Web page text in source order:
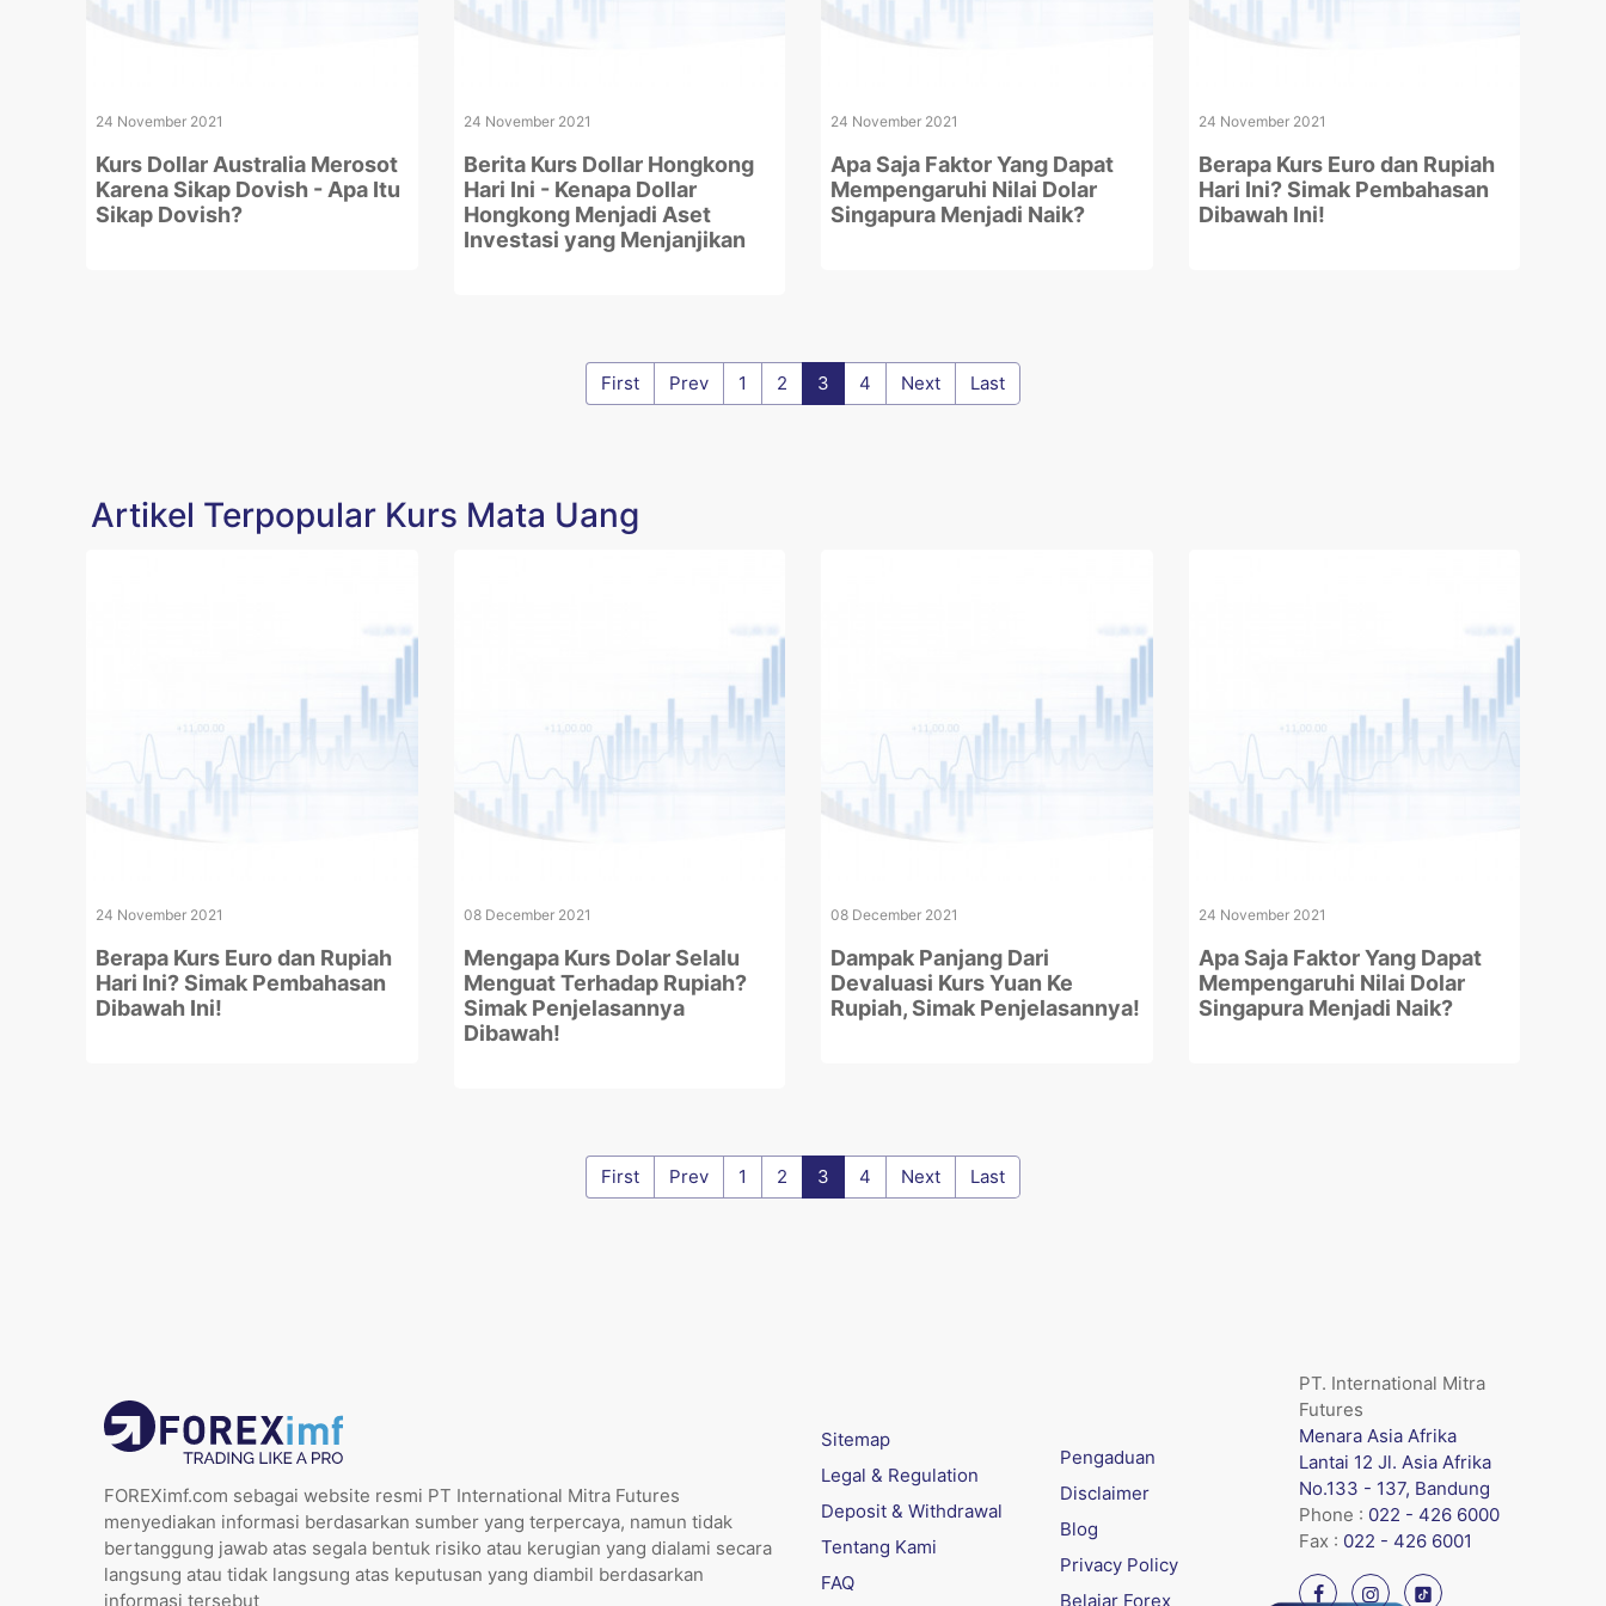
24 November 2021
Kurs Dollar Australia Merosot
Karena Sikap Dovish - Apa Itu
Sikap Dovish?
24 November 2021
Berita Kurs Dollar Hongkong
Hari Ini - Kenapa Dollar
Hongkong Menjadi Aset
Investasi yang Menjanjikan
24 November 2021
Apa Saja Faktor Yang Dapat
Mempengaruhi Nilai Dolar
Singapura Menjadi Naik?
24 November 2021
Berapa Kurs Euro dan Rupiah
Hari Ini? Simak Pembahasan
Dibawah Ini!
First Prev 1 2 3 4 Next Last
Artikel Terpopular Kurs Mata Uang
24 November 2021
Berapa Kurs Euro dan Rupiah
Hari Ini? Simak Pembahasan
Dibawah Ini!
08 December 2021
Mengapa Kurs Dolar Selalu
Menguat Terhadap Rupiah?
Simak Penjelasannya
Dibawah!
08 December 2021
Dampak Panjang Dari
Devaluasi Kurs Yuan Ke
Rupiah, Simak Penjelasannya!
24 November 2021
Apa Saja Faktor Yang Dapat
Mempengaruhi Nilai Dolar
Singapura Menjadi Naik?
First Prev 1 2 3 4 Next Last
FOREXimf.com sebagai website resmi PT International Mitra Futures
menyediakan informasi berdasarkan sumber yang terpercaya, namun tidak
bertanggung jawab atas segala bentuk risiko atau kerugian yang dialami secara
langsung atau tidak langsung atas keputusan yang diambil berdasarkan
informasi tersebut
Sitemap
Legal & Regulation
Deposit & Withdrawal
Tentang Kami
FAQ
Pengaduan
Disclaimer
Blog
Privacy Policy
Belajar Forex
PT. International Mitra
Futures
Menara Asia Afrika
Lantai 12 Jl. Asia Afrika
No.133 - 137, Bandung
Phone : 022 - 426 6000
Fax : 022 - 426 6001